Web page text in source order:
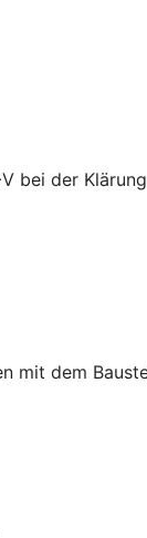
bei der
mit dem